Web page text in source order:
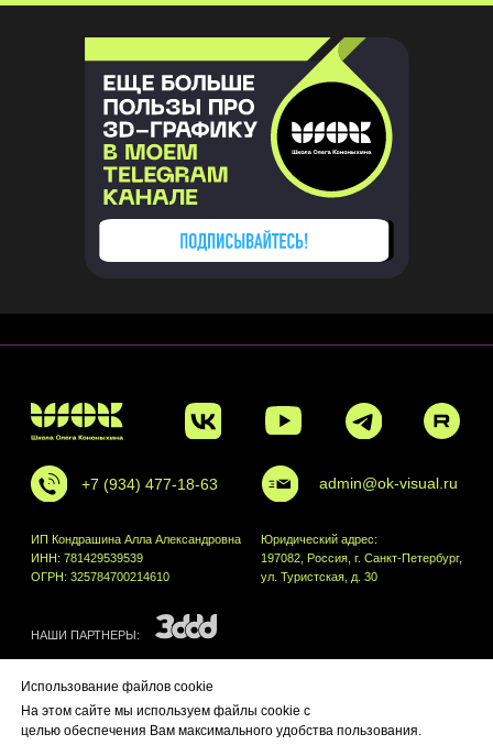
Использование файлов cookie
На этом сайте мы используем файлы cookie с
целью обеспечения Вам максимального удобства пользования.